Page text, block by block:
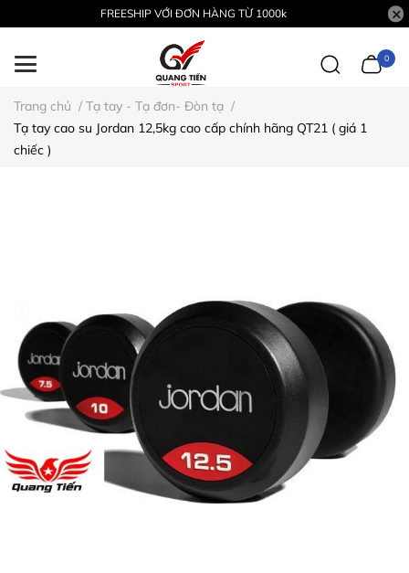
FREESHIP VỚI ĐƠN HÀNG TỪ 1000k
0
Trang chủ / Tạ tay - Tạ đơn- Đòn tạ /
Tạ tay cao su Jordan 12,5kg cao cấp chính hãng QT21 ( giá 1
chiếc )